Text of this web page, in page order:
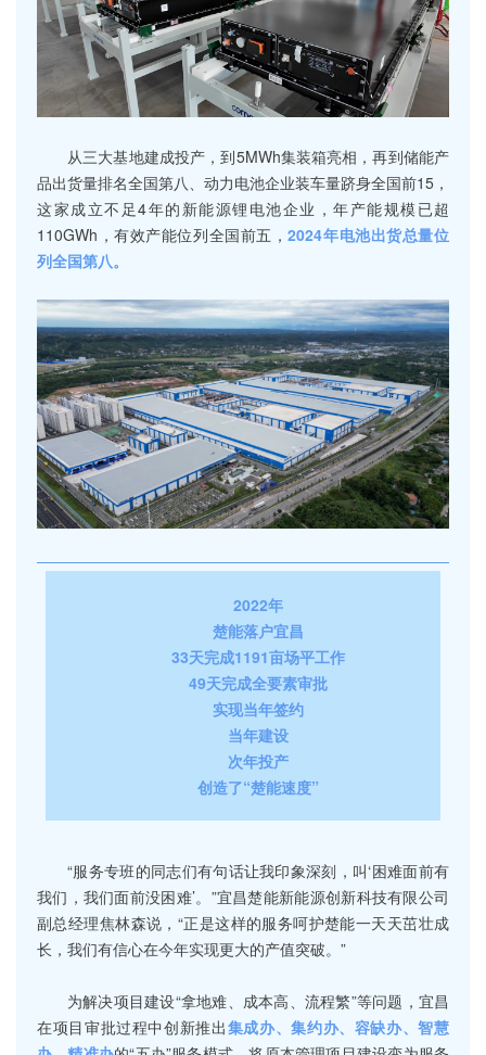
从三大基地建成投产，到5MWh集装箱亮相，再到储能产
品出货量排名全国第八、动力电池企业装车量跻身全国前15，
这家成立不足4年的新能源锂电池企业，年产能规模已超
110GWh，有效产能位列全国前五，2024年电池出货总量位
列全国第八。
2022年
楚能落户宜昌
33天完成1191亩场平工作
49天完成全要素审批
实现当年签约
当年建设
次年投产
创造了“楚能速度”
“服务专班的同志们有句话让我印象深刻，叫‘困难面前有
我们，我们面前没困难’。”宜昌楚能新能源创新科技有限公司
副总经理焦林森说，“正是这样的服务呵护楚能一天天茁壮成
长，我们有信心在今年实现更大的产值突破。”
为解决项目建设“拿地难、成本高、流程繁”等问题，宜昌
在项目审批过程中创新推出集成办、集约办、容缺办、智慧